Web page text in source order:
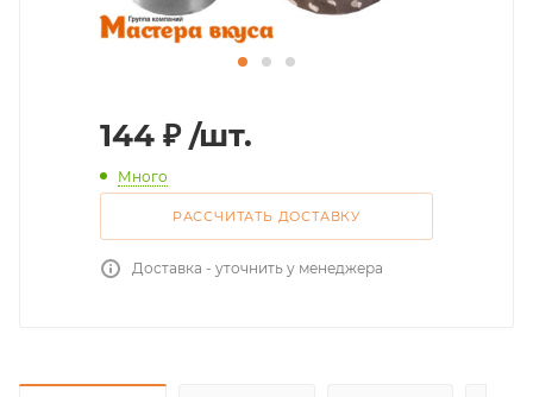
144 ₽ /шт.
Много
РАССЧИТАТЬ ДОСТАВКУ
Доставка - уточнить у менеджера